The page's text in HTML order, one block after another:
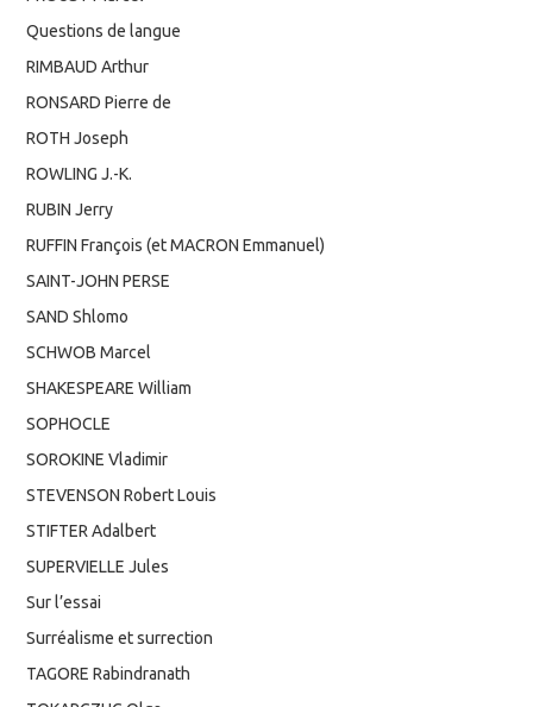
Questions de langue
RIMBAUD Arthur
RONSARD Pierre de
ROTH Joseph
ROWLING J.-K.
RUBIN Jerry
RUFFIN François (et MACRON Emmanuel)
SAINT-JOHN PERSE
SAND Shlomo
SCHWOB Marcel
SHAKESPEARE William
SOPHOCLE
SOROKINE Vladimir
STEVENSON Robert Louis
STIFTER Adalbert
SUPERVIELLE Jules
Sur l’essai
Surréalisme et surrection
TAGORE Rabindranath